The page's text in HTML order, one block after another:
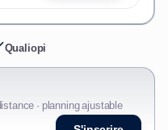
Qualiopi
· planning ajustable